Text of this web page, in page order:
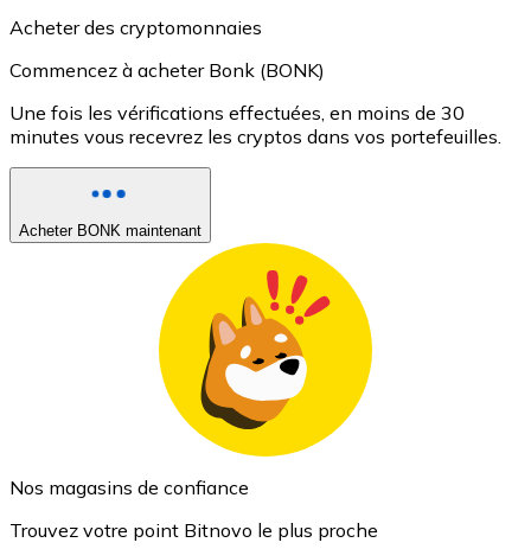
Acheter des cryptomonnaies
Commencez à acheter Bonk (BONK)
Une fois les vérifications effectuées, en moins de 30
minutes vous recevrez les cryptos dans vos portefeuilles.
Acheter BONK maintenant
Nos magasins de confiance
Trouvez votre point Bitnovo le plus proche